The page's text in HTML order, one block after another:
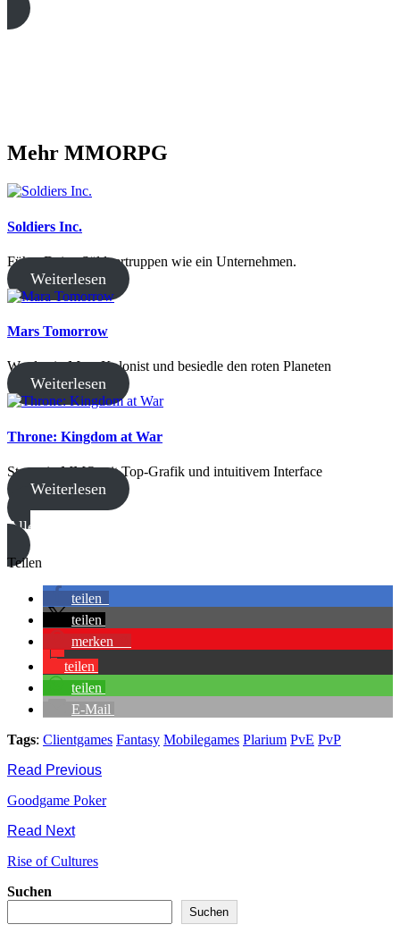
Mehr MMORPG
Soldiers Inc.
Führe Deine Söldnertruppen wie ein Unternehmen.
Weiterlesen
Mars Tomorrow
Werde ein Mars-Kolonist und besiedle den roten Planeten
Weiterlesen
Throne: Kingdom at War
Strategie-MMO mit Top-Grafik und intuitivem Interface
Weiterlesen
Alle MMORPG anzeigen
Teilen
teilen
teilen
merken
teilen
teilen
E-Mail
Tags: Clientgames Fantasy Mobilegames Plarium PvE PvP
Read Previous
Goodgame Poker
Read Next
Rise of Cultures
Suchen
Suchen